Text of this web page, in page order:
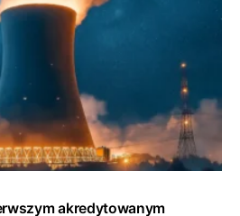
akredytowanym